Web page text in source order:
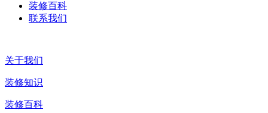
装修百科
联系我们
关于我们
装修知识
装修百科